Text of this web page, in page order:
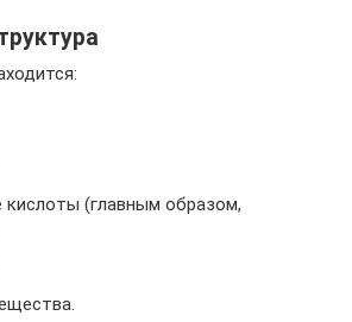
(главным образом,